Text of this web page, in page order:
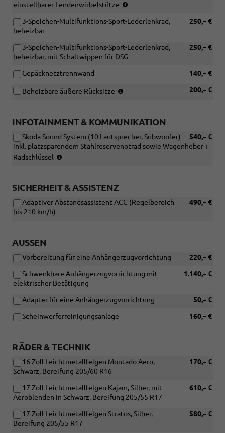
einstellbarer Lendenwirbelstütze
Verbindung
Design
Dynamic)
(Nicht
in
Verbindung
Paket)
250,– €
3-Speichen-Multifunktions-Sport-Lederlenkrad,
beheizbar
250,– €
3-Speichen-Multifunktions-Sport-Lederlenkrad,
beheizbar, mit Schaltwippen für DSG
140,– €
Gepäcknetztrennwand
200,– €
Beheizbare äußere Rücksitze
mit
Winter
Premium
INFOTAINMENT & KOMMUNIKATION
540,– €
Skoda Sound System (10 Lautsprecher, Subwoofer)
inkl. platzsparendem Stahlreservenotrad sowie Wagenheber +
Radschlüssel
mit:
Navigations
Lodge
oder
[WQ4]
Design
Selection
oder
Selection
SICHERHEIT & ASSISTENZ
490,– €
Adaptiver Abstandsassistent ACC (Regelbereich
bis 210 km/h)
AUSSEN
220,– €
Vorbereitung für eine Anhängerzugvorrichtung
1.140,– €
Schwenkbare Anhängerzugvorrichtung mit
elektrischer Betätigung
50,– €
Adapter für eine Anhängerzugvorrichtung
160,– €
Scheinwerferreinigungsanlage
RÄDER & TECHNIK
170,– €
16 Zoll Leichtmetallfelgen Montado Aero,
Schwarz, Bereifung 205/60 R16
610,– €
17 Zoll Leichtmetallfelgen Kajam, Silber, mit
Aeroblenden in Schwarz, Bereifung 205/55 R17
580,– €
17 Zoll Leichtmetallfelgen Stratos, Silber,
Bereifung 205/55 R17